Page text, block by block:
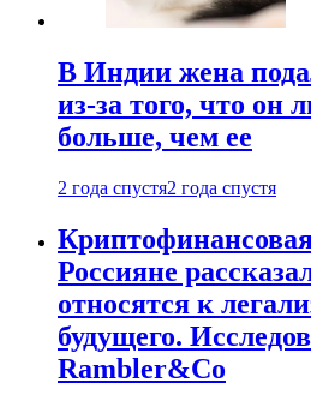
В Индии жена
из-за того, что он
больше, чем ее
2 года спустя2 года спустя
Россияне
относятся к
будущего.
Rambler&Co